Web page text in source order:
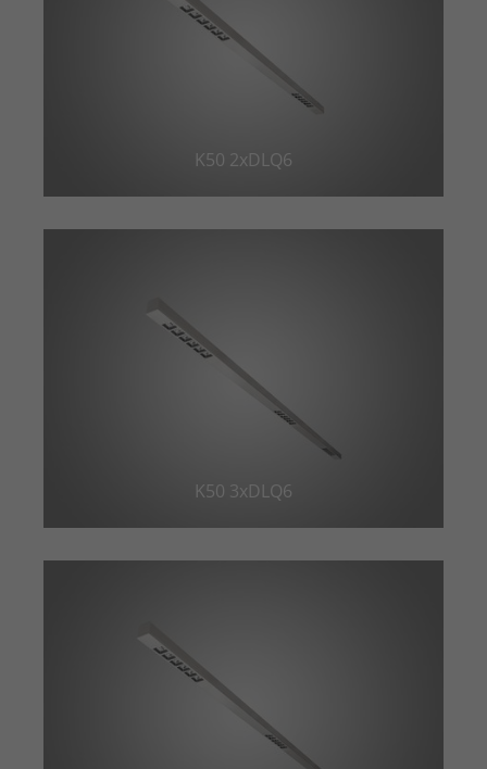
K50 2xDLQ6
K50 3xDLQ6
Einstellungen. Unter anderem eine
zufällig generierte ID, für die
historische Speicherung Ihrer
vorgenommen Einstellungen, falls der
Webseiten-Betreiber dies eingestellt
Name PHPSESSID
Wird von der TYPO3 CMS ververwendet.
Mit Hilfe des Cookies wird der aktuelle
Session-Name für den jeweilgen
Benutzer gespeichert. Dieser Session-
Cookie wird verwendet, um den
Benutzer wiedererkennen zu können.
(z. B. Deutsch), wie viele Suchergebnisse
pro Seite angezeigt werden sollen und
ob der Google SafeSearch-Filter aktiviert
sein soll. Die ausführliche
Wird von YouTube verwendet. Das
Cookie registriert eine eindeutige ID, um
Statistiken der Videos von YouTube, die
der Benutzer gesehen hat, zu behalten.